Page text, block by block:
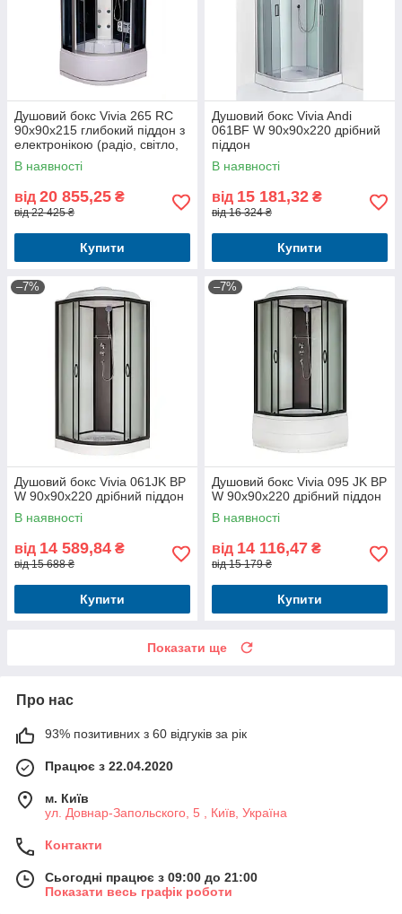
Душовий бокс Vivia 265 RC
90х90х215 глибокий піддон з
електронікою (радіо, світло,
витяжка)
В наявності
від 20 855,25 ₴
від 22 425 ₴
Купити
Душовий бокс Vivia Andi
061BF W 90х90х220 дрібний
піддон
В наявності
від 15 181,32 ₴
від 16 324 ₴
Купити
–7%
Душовий бокс Vivia 061JK BP
W 90х90х220 дрібний піддон
В наявності
від 14 589,84 ₴
від 15 688 ₴
Купити
–7%
Душовий бокс Vivia 095 JK BP
W 90х90х220 дрібний піддон
В наявності
від 14 116,47 ₴
від 15 179 ₴
Купити
Показати ще
Про нас
93% позитивних з 60 відгуків за рік
Працює з 22.04.2020
м. Київ
ул. Довнар-Запольского, 5 , Київ, Україна
Контакти
Сьогодні працює з 09:00 до 21:00
Показати весь графік роботи